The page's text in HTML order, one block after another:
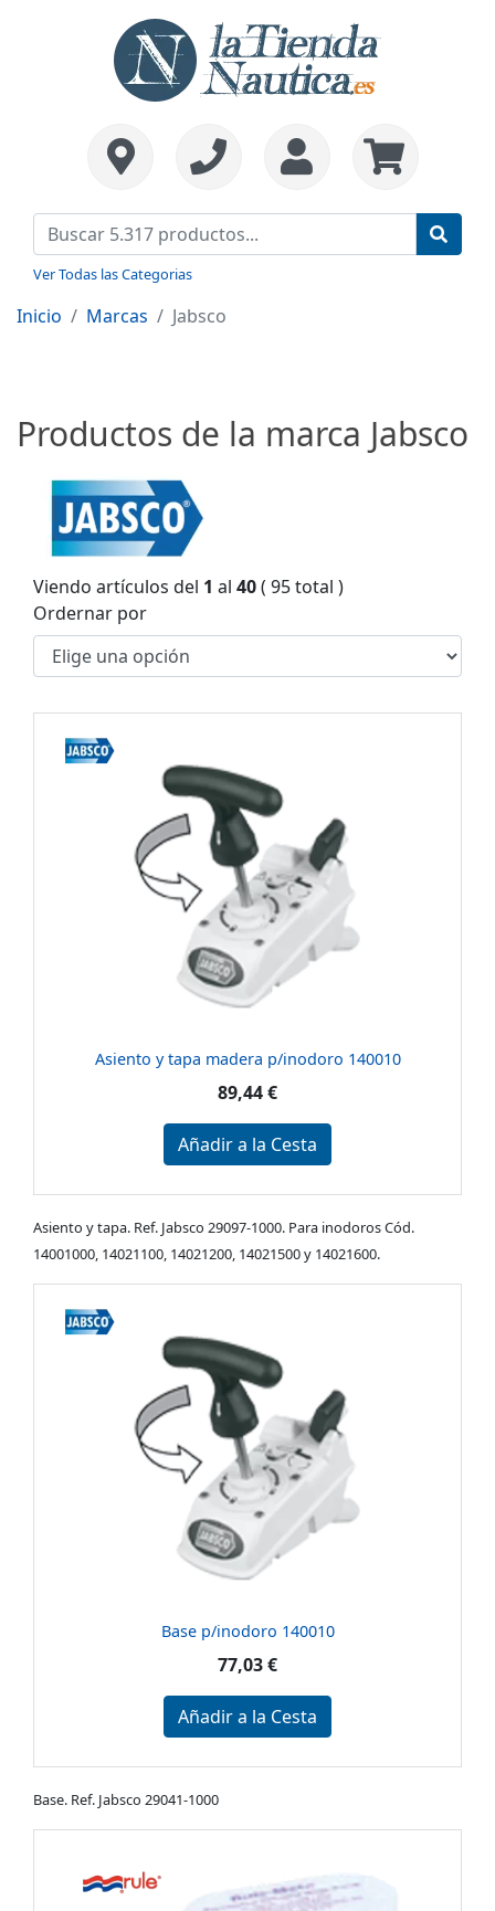
Ver Todas las Categorias
Inicio Marcas Jabsco
Productos de la marca Jabsco
Viendo artículos del 1 al 40( 95 total )
Ordernar por
Asiento y tapa madera p/inodoro 140010
89,44 €
Añadir a la Cesta
Asiento y tapa. Ref. Jabsco 29097-1000. Para inodoros Cód.
14001000, 14021100, 14021200, 14021500 y 14021600.
Base p/inodoro 140010
77,03 €
Añadir a la Cesta
Base. Ref. Jabsco 29041-1000